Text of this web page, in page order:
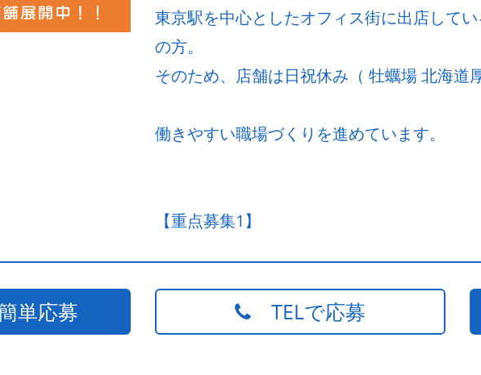
東京駅を中心としたオフィス街に出店して
の方。
そのため、店舗は日祝休み（ 牡蠣場 北海道
働きやすい職場づくりを進めています。
【重点募集1】
単応募 TELで応募